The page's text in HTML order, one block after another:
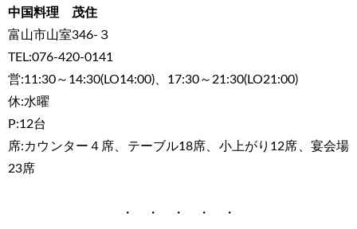
中国料理 茂住
富山市山室346-３
TEL:076-420-0141
営:11:30～14:30(LO14:00)、17:30～21:30(LO21:00)
休:水曜
P:12台
席:カウンター４席、テーブル18席、小上がり12席、宴会場
23席
・ ・ ・ ・ ・